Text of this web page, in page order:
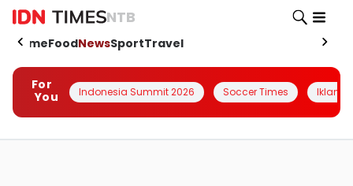
NTB
HomeFoodNewsSportTravel
For
You
Indonesia Summit 2026 Soccer Times Iklanin